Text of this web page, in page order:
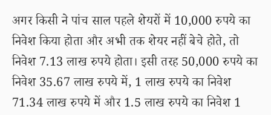
अगर किसी ने पांच साल पहले शेयरों में 10,000 रुपये का
निवेश किया होता और अभी तक शेयर नहीं बेचे होते, तो
निवेश 7.13 लाख रुपये होता। इसी तरह 50,000 रुपये का
निवेश 35.67 लाख रुपये में, 1 लाख रुपये का निवेश
71.34 लाख रुपये में और 1.5 लाख रुपये का निवेश 1